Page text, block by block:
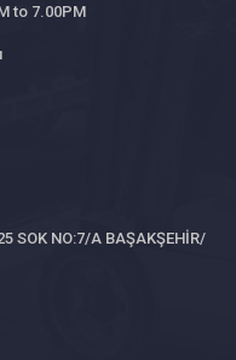
to 7.00PM
SOK NO:7/A BAŞAKŞEHİR/